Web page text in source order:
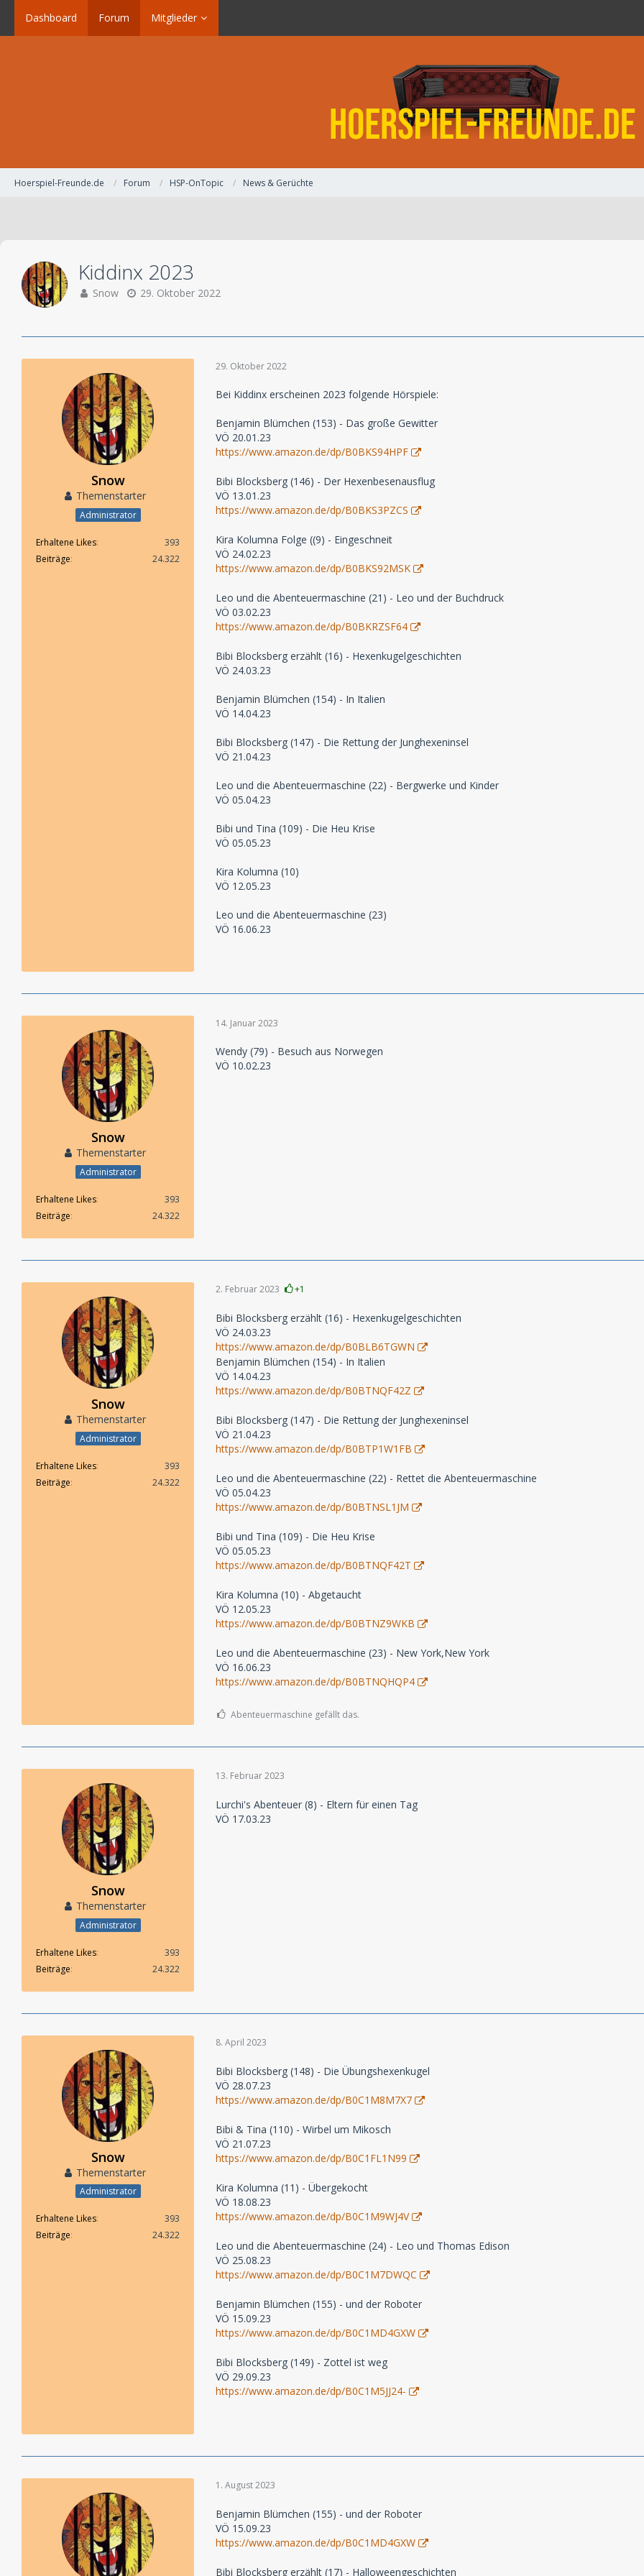
Dashboard Forum Mitglieder
Hoerspiel-Freunde.de Forum HSP-OnTopic News & Gerüchte
Kiddinx 2023
Snow 29. Oktober 2022
Snow
Themenstarter
Administrator
Erhaltene Likes
393
Beiträge
24.322
29. Oktober 2022
Bei Kiddinx erscheinen 2023 folgende Hörspiele:
Benjamin Blümchen (153) - Das große Gewitter
VÖ 20.01.23
https://www.amazon.de/dp/B0BKS94HPF
Bibi Blocksberg (146) - Der Hexenbesenausflug
VÖ 13.01.23
https://www.amazon.de/dp/B0BKS3PZCS
Kira Kolumna Folge ((9) - Eingeschneit
VÖ 24.02.23
https://www.amazon.de/dp/B0BKS92MSK
Leo und die Abenteuermaschine (21) - Leo und der Buchdruck
VÖ 03.02.23
https://www.amazon.de/dp/B0BKRZSF64
Bibi Blocksberg erzählt (16) - Hexenkugelgeschichten
VÖ 24.03.23
Benjamin Blümchen (154) - In Italien
VÖ 14.04.23
Bibi Blocksberg (147) - Die Rettung der Junghexeninsel
VÖ 21.04.23
Leo und die Abenteuermaschine (22) - Bergwerke und Kinder
VÖ 05.04.23
Bibi und Tina (109) - Die Heu Krise
VÖ 05.05.23
Kira Kolumna (10)
VÖ 12.05.23
Leo und die Abenteuermaschine (23)
VÖ 16.06.23
Snow
Themenstarter
Administrator
Erhaltene Likes
393
Beiträge
24.322
14. Januar 2023
Wendy (79) - Besuch aus Norwegen
VÖ 10.02.23
Snow
Themenstarter
Administrator
Erhaltene Likes
393
Beiträge
24.322
2. Februar 2023 +1
Bibi Blocksberg erzählt (16) - Hexenkugelgeschichten
VÖ 24.03.23
https://www.amazon.de/dp/B0BLB6TGWN
Benjamin Blümchen (154) - In Italien
VÖ 14.04.23
https://www.amazon.de/dp/B0BTNQF42Z
Bibi Blocksberg (147) - Die Rettung der Junghexeninsel
VÖ 21.04.23
https://www.amazon.de/dp/B0BTP1W1FB
Leo und die Abenteuermaschine (22) - Rettet die Abenteuermaschine
VÖ 05.04.23
https://www.amazon.de/dp/B0BTNSL1JM
Bibi und Tina (109) - Die Heu Krise
VÖ 05.05.23
https://www.amazon.de/dp/B0BTNQF42T
Kira Kolumna (10) - Abgetaucht
VÖ 12.05.23
https://www.amazon.de/dp/B0BTNZ9WKB
Leo und die Abenteuermaschine (23) - New York,New York
VÖ 16.06.23
https://www.amazon.de/dp/B0BTNQHQP4
Abenteuermaschine gefällt das.
Snow
Themenstarter
Administrator
Erhaltene Likes
393
Beiträge
24.322
13. Februar 2023
Lurchi's Abenteuer (8) - Eltern für einen Tag
VÖ 17.03.23
Snow
Themenstarter
Administrator
Erhaltene Likes
393
Beiträge
24.322
8. April 2023
Bibi Blocksberg (148) - Die Übungshexenkugel
VÖ 28.07.23
https://www.amazon.de/dp/B0C1M8M7X7
Bibi & Tina (110) - Wirbel um Mikosch
VÖ 21.07.23
https://www.amazon.de/dp/B0C1FL1N99
Kira Kolumna (11) - Übergekocht
VÖ 18.08.23
https://www.amazon.de/dp/B0C1M9WJ4V
Leo und die Abenteuermaschine (24) - Leo und Thomas Edison
VÖ 25.08.23
https://www.amazon.de/dp/B0C1M7DWQC
Benjamin Blümchen (155) - und der Roboter
VÖ 15.09.23
https://www.amazon.de/dp/B0C1MD4GXW
Bibi Blocksberg (149) - Zottel ist weg
VÖ 29.09.23
https://www.amazon.de/dp/B0C1M5JJ24-
1. August 2023
Benjamin Blümchen (155) - und der Roboter
VÖ 15.09.23
https://www.amazon.de/dp/B0C1MD4GXW
Bibi Blocksberg erzählt (17) - Halloweengeschichten